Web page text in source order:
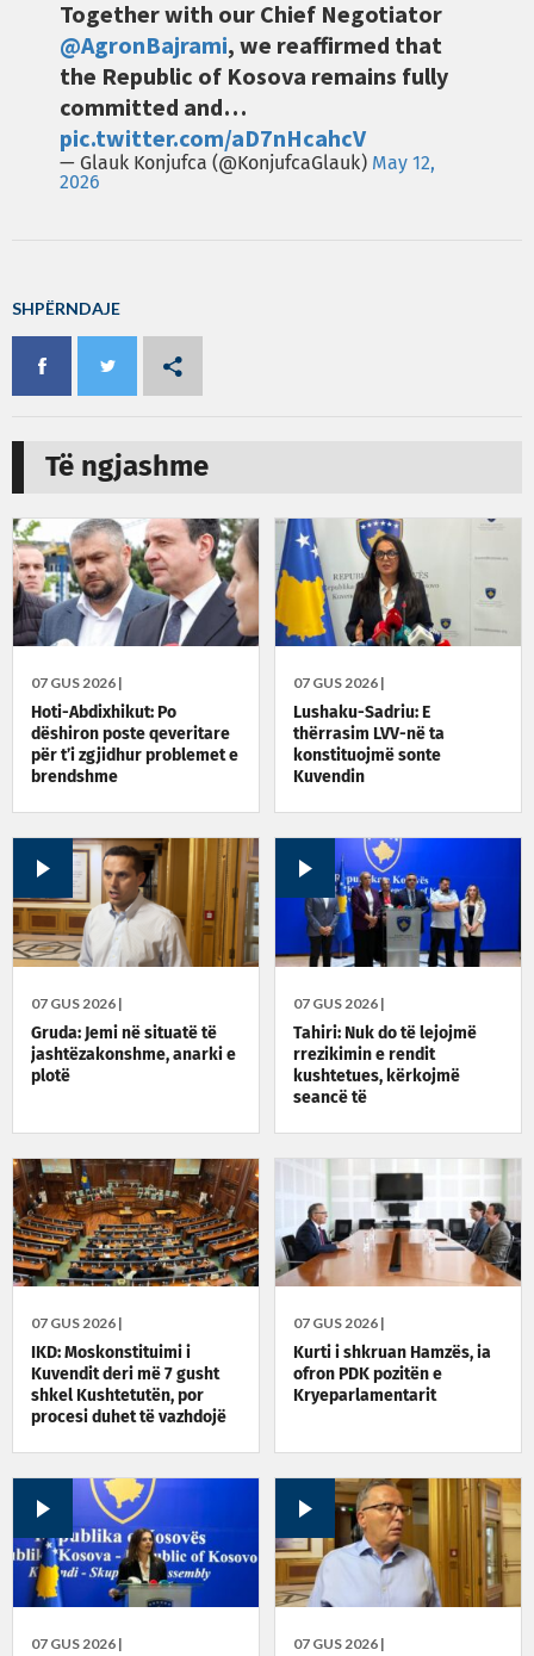
Together with our Chief Negotiator
@AgronBajrami, we reaffirmed that
the Republic of Kosova remains fully
committed and…
pic.twitter.com/aD7nHcahcV
— Glauk Konjufca (@KonjufcaGlauk) May 12,
2026
SHPËRNDAJE
Të ngjashme
07 GUS 2026 |
Hoti-Abdixhikut: Po
dëshiron poste qeveritare
për t’i zgjidhur problemet e
brendshme
07 GUS 2026 |
Lushaku-Sadriu: E
thërrasim LVV-në ta
konstituojmë sonte
Kuvendin
07 GUS 2026 |
Gruda: Jemi në situatë të
jashtëzakonshme, anarki e
plotë
07 GUS 2026 |
Tahiri: Nuk do të lejojmë
rrezikimin e rendit
kushtetues, kërkojmë
seancë të
07 GUS 2026 |
IKD: Moskonstituimi i
Kuvendit deri më 7 gusht
shkel Kushtetutën, por
procesi duhet të vazhdojë
07 GUS 2026 |
Kurti i shkruan Hamzës, ia
ofron PDK pozitën e
Kryeparlamentarit
07 GUS 2026 | 07 GUS 2026 |